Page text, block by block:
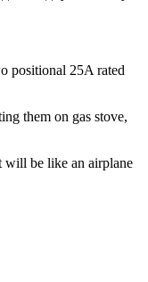
positional 25A rated
them on gas stove,
will be like an airplane